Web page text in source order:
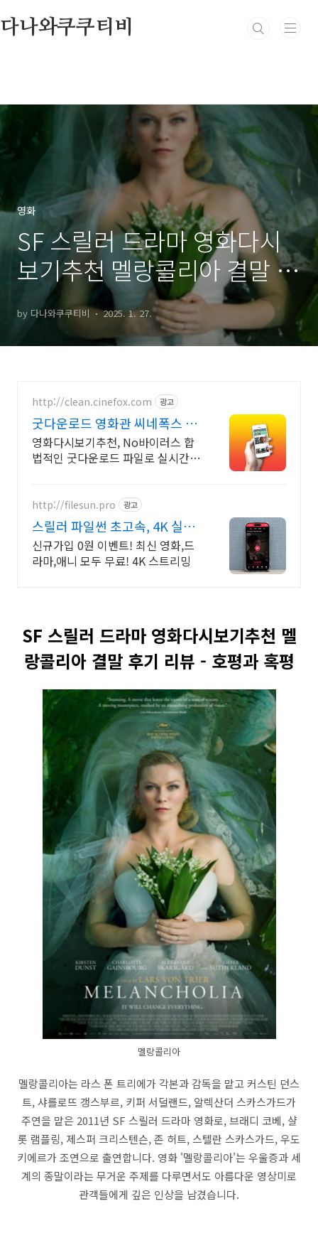
다나와쿠쿠티비
영화
SF 스릴러 드라마 영화다시
보기추천 멜랑콜리아 결말 후
기 리뷰 - 호평과 혹평
by 다나와쿠쿠티비 2025. 1. 27.
http://clean.cinefox.com 광고
굿다운로드 영화관 씨네폭스 최
대3만원+10%추가적립
영화다시보기추천, No바이러스 합
법적인 굿다운로드 파일로 실시간
http://filesun.pro 광고
스릴러 파일썬 초고속, 4K 실시
간 보기!
신규가입 0원 이벤트! 최신 영화,드
라마,애니 모두 무료! 4K 스트리밍
SF 스릴러 드라마 영화다시보기추천 멜
랑콜리아 결말 후기 리뷰 - 호평과 혹평
멜랑콜리아
멜랑콜리아는 라스 폰 트리에가 각본과 감독을 맡고 커스틴 던스
트, 샤를로뜨 갱스부르, 키퍼 서덜랜드, 알렉산더 스카스가드가
주연을 맡은 2011년 SF 스릴러 드라마 영화로, 브래디 코베, 샬
롯 램플링, 제스퍼 크리스텐슨, 존 허트, 스텔란 스카스가드, 우도
키에르가 조연으로 출연합니다. 영화 '멜랑콜리아'는 우울증과 세
계의 종말이라는 무거운 주제를 다루면서도 아름다운 영상미로
관객들에게 깊은 인상을 남겼습니다.